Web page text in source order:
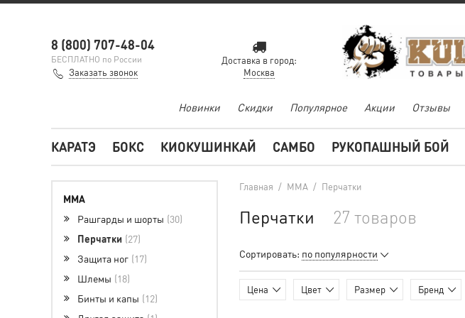
8 (800) 707-48-04
БЕСПЛАТНО по России
Заказать звонок
Доставка в город:
Москва
Новинки Скидки Популярное Акции Отзывы
КАРАТЭ БОКС КИОКУШИНКАЙ САМБО РУКОПАШНЫЙ БОЙ
Главная / MMA / Перчатки
Перчатки 27 товаров
Сортировать: по популярности
Цена Цвет Размер Бренд
MMA
Рашгарды и шорты 30
Перчатки 27
Защита ног 17
Шлемы 18
Бинты и капы 12